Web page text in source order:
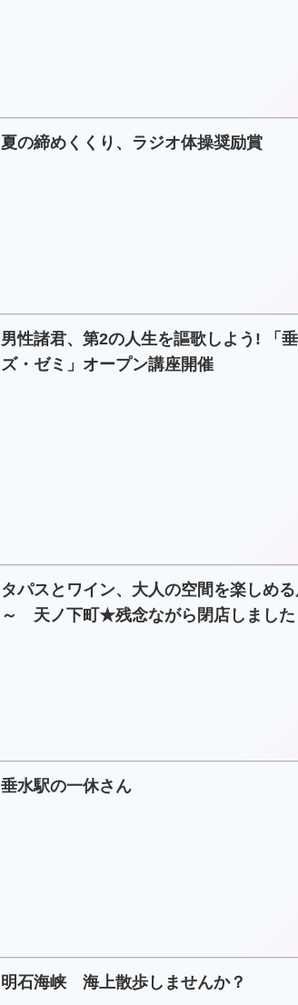
夏の締めくくり、ラジオ体操奨励賞
男性諸君、第2の人生を謳歌しよう! 「
ズ・ゼミ」オープン講座開催
タパスとワイン、大人の空間を楽しめ
～ 天ノ下町★残念ながら閉店しました
垂水駅の一休さん
明石海峡 海上散歩しませんか？